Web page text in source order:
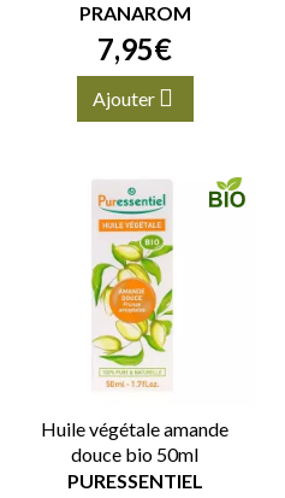
PRANAROM
7,95€
Ajouter
Huile végétale amande
douce bio 50ml
PURESSENTIEL